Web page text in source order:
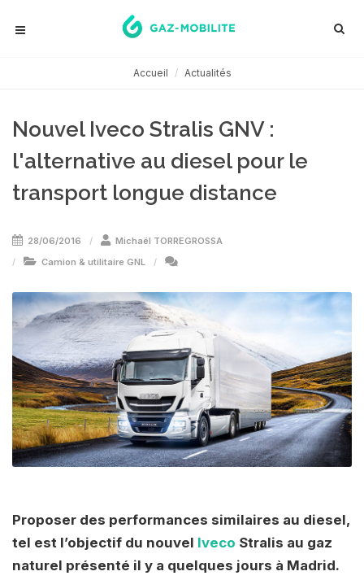
Accueil Actualités
Nouvel Iveco Stralis GNV :
l'alternative au diesel pour le
transport longue distance
28/06/2016
Michaël TORREGROSSA
Camion & utilitaire GNL
Proposer des performances similaires au diesel,
tel est l’objectif du nouvel Iveco Stralis au gaz
naturel présenté il y a quelques jours à Madrid.